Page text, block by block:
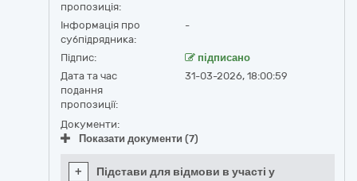
пропозиція:
Інформація про
субпідрядника:
-
Підпис:
підписано
Дата та час
подання
пропозиції:
31-03-2026, 18:00:59
Документи:
Показати документи (7)
+
Підстави для відмови в участі у